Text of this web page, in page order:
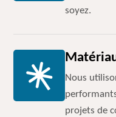
soyez.
Nous
projets de